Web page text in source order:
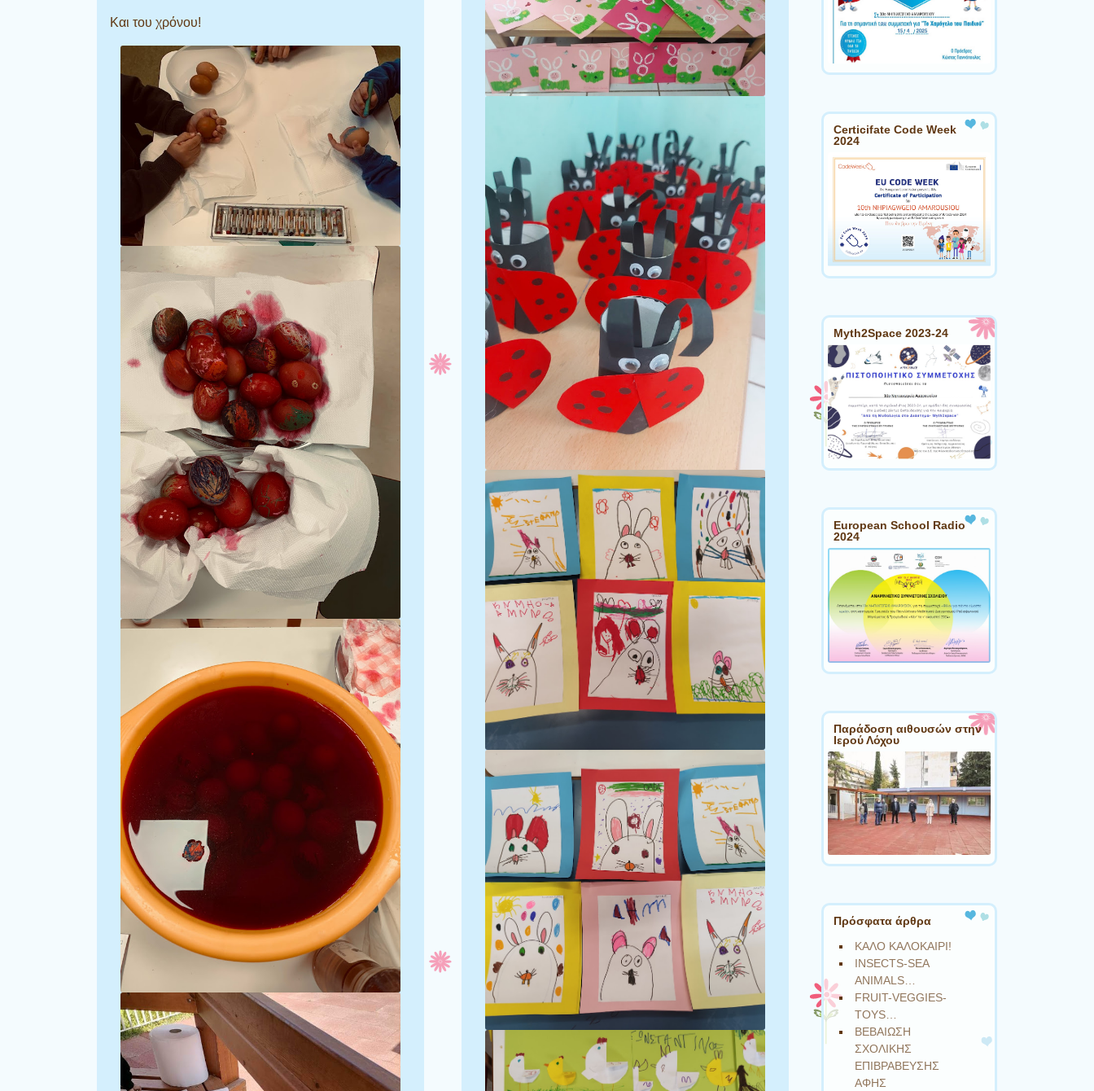
Και του χρόνου!
Certicifate Code Week
2024
Myth2Space 2023-24
European School Radio
2024
Παράδοση αιθουσών στην
Ιερού Λόχου
Πρόσφατα άρθρα
ΚΑΛΟ ΚΑΛΟΚΑΙΡΙ!
INSECTS-SEA
ANIMALS…
FRUIT-VEGGIES-
TOYS…
ΒΕΒΑΙΩΣΗ
ΣΧΟΛΙΚΗΣ
ΕΠΙΒΡΑΒΕΥΣΗΣ
ΑΦΗΣ